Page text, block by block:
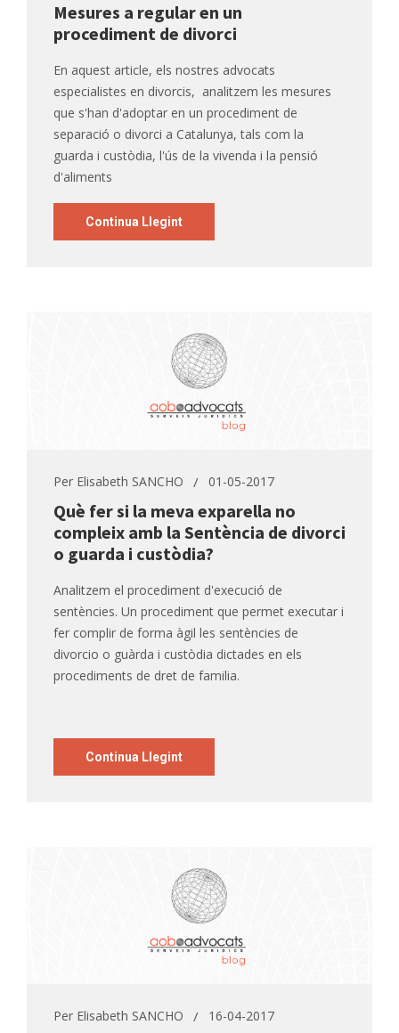
Mesures a regular en un
procediment de divorci
En aquest article, els nostres advocats
especialistes en divorcis, analitzem les mesures
que s'han d'adoptar en un procediment de
separació o divorci a Catalunya, tals com la
guarda i custòdia, l'ús de la vivenda i la pensió
d'aliments
Continua Llegint
Per Elisabeth SANCHO 01-05-2017
Què fer si la meva exparella no
compleix amb la Sentència de divorci
o guarda i custòdia?
Analitzem el procediment d'execució de
sentències. Un procediment que permet executar i
fer complir de forma àgil les sentències de
divorcio o guàrda i custòdia dictades en els
procediments de dret de familia.
Continua Llegint
Per Elisabeth SANCHO 16-04-2017